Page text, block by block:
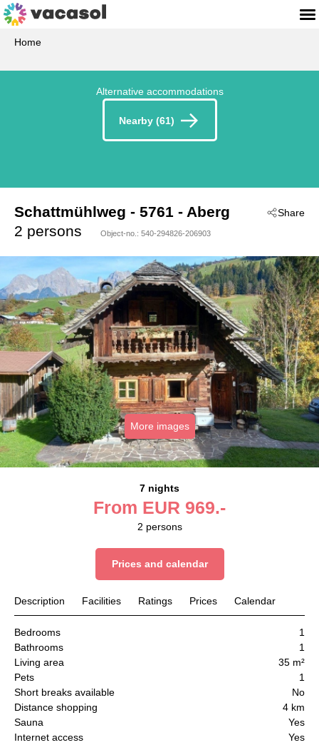
Home
Alternative accommodations
Nearby (61)
Share
Schattmühlweg - 5761 - Aberg
2 persons
Object-no.: 540-294826-206903
More images
7 nights
From EUR 969.-
2 persons
Prices and calendar
Description Facilities Ratings Prices Calendar
Bedrooms
1
Bathrooms
1
Living area
35 m²
Pets
1
Short breaks available
No
Distance shopping
4 km
Sauna
Yes
Internet access
Yes